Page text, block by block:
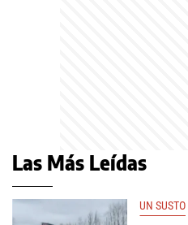
Las Más Leídas
UN SUSTO